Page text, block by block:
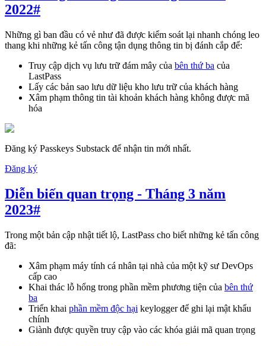
2022#
Những gì ban đầu có vẻ như đã được kiểm soát lại nhanh chóng leo
thang khi những kẻ tấn công tận dụng thông tin bị đánh cắp để:
Truy cập dịch vụ lưu trữ đám mây của bên thứ ba của
LastPass
Lấy các bản sao lưu dữ liệu kho lưu trữ của khách hàng
Xâm phạm thông tin tài khoản khách hàng không được mã
hóa
Đăng ký Passkeys Substack để nhận tin mới nhất.
Đăng ký
Diễn biến quan trọng - Tháng 3 năm
2023#
Trong một bản cập nhật tiết lộ, LastPass cho biết những kẻ tấn công
đã:
Xâm phạm máy tính cá nhân tại nhà của một kỹ sư DevOps
cấp cao
Khai thác lỗ hổng trong phần mềm phương tiện của bên thứ
ba
Triển khai phần mềm độc hại keylogger để ghi lại mật khẩu
chính
Giành được quyền truy cập vào các khóa giải mã quan trọng